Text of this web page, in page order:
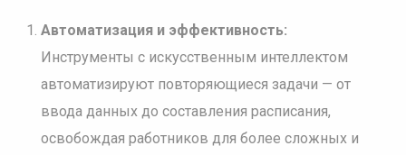
Автоматизация и эффективность:
Инструменты с искусственным интеллектом
автоматизируют повторяющиеся задачи — от
ввода данных до составления расписания,
освобождая работников для более сложных и